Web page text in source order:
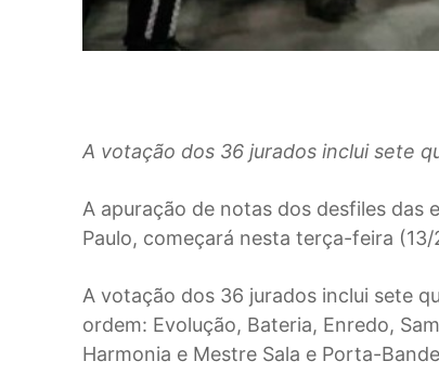
A votação dos 36 jurados inclui sete
A apuração de notas dos desfiles das
Paulo, começará nesta terça-feira
A votação dos 36 jurados inclui sete
ordem: Evolução, Bateria, Enredo,
Harmonia e Mestre Sala e Porta-